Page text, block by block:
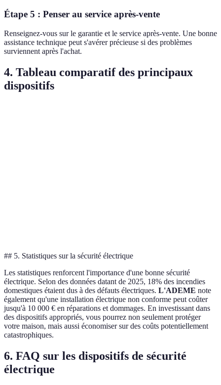
Étape 5 : Penser au service après-vente
Renseignez-vous sur le garantie et le service après-vente. Une bonne
assistance technique peut s'avérer précieuse si des problèmes
surviennent après l'achat.
4. Tableau comparatif des principaux
dispositifs
## 5. Statistiques sur la sécurité électrique
Les statistiques renforcent l'importance d'une bonne sécurité
électrique. Selon des données datant de 2025, 18% des incendies
domestiques étaient dus à des défauts électriques. L'ADEME note
également qu'une installation électrique non conforme peut coûter
jusqu'à 10 000 € en réparations et dommages. En investissant dans
des dispositifs appropriés, vous pourrez non seulement protéger
votre maison, mais aussi économiser sur des coûts potentiellement
catastrophiques.
6. FAQ sur les dispositifs de sécurité
électrique